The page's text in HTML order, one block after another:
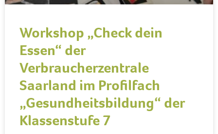
Workshop „Check dein
Essen“ der
Verbraucherzentrale
Saarland im Profilfach
„Gesundheitsbildung“ der
Klassenstufe 7